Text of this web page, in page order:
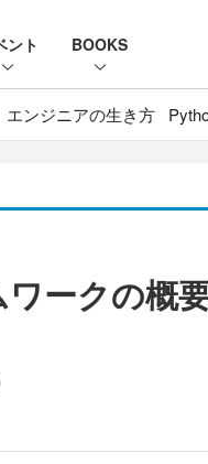
ント BOOKS
エンジニアの生き方
ークの概